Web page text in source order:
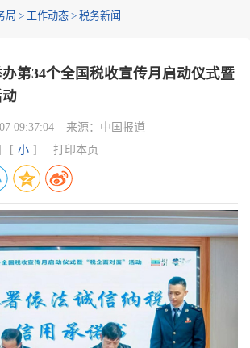
局 > 工作动态 > 税务新闻
第34个全国税收宣传月启动仪式暨
09:37:04 来源： 中国报道
[ 小 ] 打印本页